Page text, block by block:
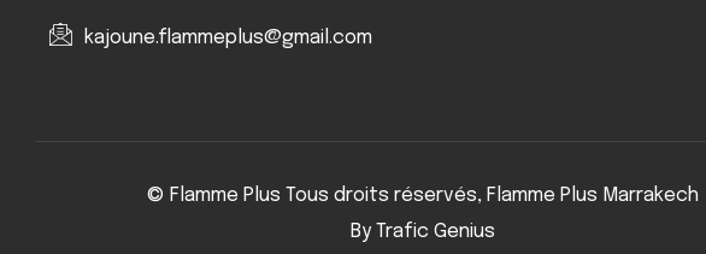
kajoune.flammeplus@gmail.com
© Flamme Plus Tous droits réservés, Flamme Plus Marrakech
By Trafic Genius